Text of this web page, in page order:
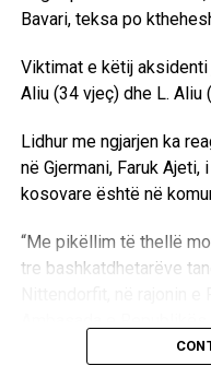
Bavari, teksa po
Viktimat e këtij aksidenti
Aliu (34 vjeç) dhe L. Aliu
Lidhur me ngjarjen ka
në Gjermani, Faruk
kosovare është në
“Me pikëllim të thellë
tre bashkatdhetarëve
kontakt me autoritetet